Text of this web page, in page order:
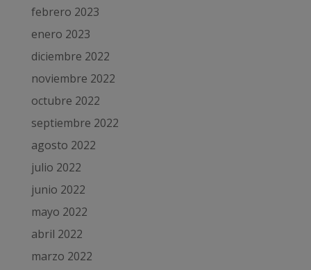
febrero 2023
enero 2023
diciembre 2022
noviembre 2022
octubre 2022
septiembre 2022
agosto 2022
julio 2022
junio 2022
mayo 2022
abril 2022
marzo 2022